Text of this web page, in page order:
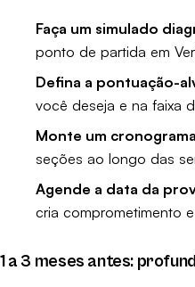
Faça um simulado
ponto de partida em
Defina a pontuação-
você deseja e na faixa
Monte um
seções ao longo das
Agende a data da
cria comprometimento
1 a 3 meses antes: